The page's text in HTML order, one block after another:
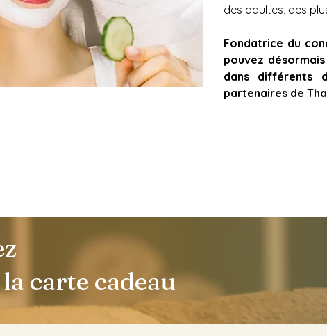
des adultes, des
Fondatrice du
pouvez
dans différents
partenaires de
la carte cadeau